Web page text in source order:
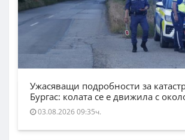
Ужасяващи подробности за
Бургас: колата се е движила с
03.08.2026 09:35ч.